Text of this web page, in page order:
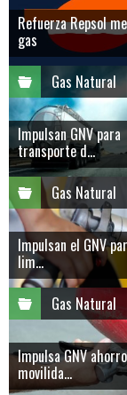
Refuerza Repsol
gas
Gas Natural
Impulsan GNV para
transporte d...
Gas Natural
Impulsan el GNV
lim...
Gas Natural
Impulsa GNV
movilida...